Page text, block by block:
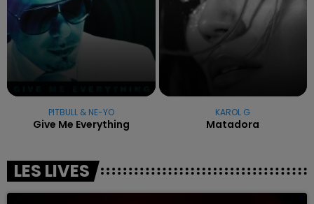
PITBULL & NE-YO
Give Me Everything
KAROL G
Matadora
LES LIVES